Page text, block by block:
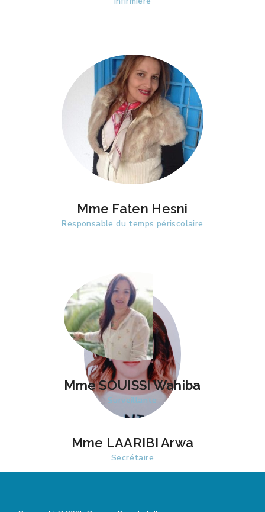
Mme Faten Hesni
Responsable du temps périscolaire
Mme SOUISSI Wahiba
Surveillante
Mme SOUISSI Wahiba
Surveillante
Mme LAARIBI Arwa
Secrétaire